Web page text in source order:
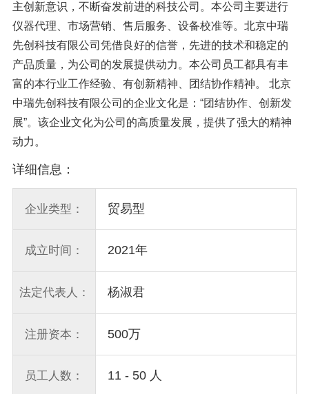
主创新意识，不断奋发前进的科技公司。本公司主要进行
仪器代理、市场营销、售后服务、设备校准等。北京中瑞
先创科技有限公司凭借良好的信誉，先进的技术和稳定的
产品质量，为公司的发展提供动力。本公司员工都具有丰
富的本行业工作经验、有创新精神、团结协作精神。 北京
中瑞先创科技有限公司的企业文化是：“团结协作、创新发
展”。该企业文化为公司的高质量发展，提供了强大的精神
动力。
详细信息：
企业类型： 贸易型
成立时间： 2021年
法定代表人： 杨淑君
注册资本： 500万
员工人数： 11 - 50 人